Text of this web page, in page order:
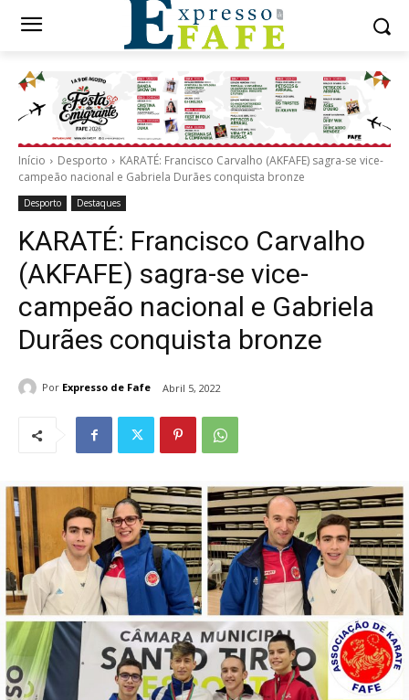
Início Desporto
KARATÉ: Francisco Carvalho (AKFAFE) sagra-se vice-
campeão nacional e Gabriela Durães conquista bronze
Desporto Destaques
KARATÉ: Francisco Carvalho
(AKFAFE) sagra-se vice-
campeão nacional e Gabriela
Durães conquista bronze
Por Expresso de Fafe Abril 5, 2022